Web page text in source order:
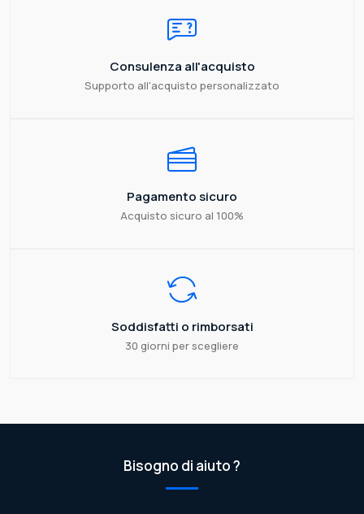
Consulenza all'acquisto
Supporto all'acquisto personalizzato
Pagamento sicuro
Acquisto sicuro al 100%
Soddisfatti o rimborsati
30 giorni per scegliere
Bisogno di aiuto ?